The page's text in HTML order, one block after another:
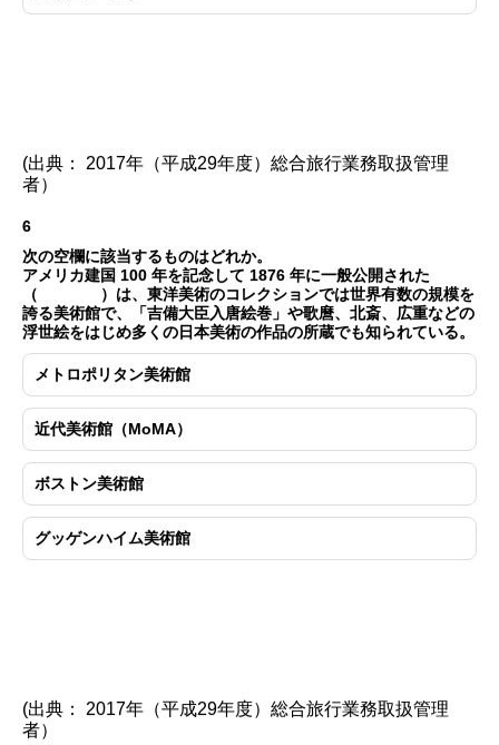
(出典： 2017年（平成29年度）総合旅行業務取扱管理
者）
6
次の空欄に該当するものはどれか。
アメリカ建国 100 年を記念して 1876 年に一般公開された
（ ）は、東洋美術のコレクションでは世界有数の規模を
誇る美術館で、「吉備大臣入唐絵巻」や歌麿、北斎、広重などの
浮世絵をはじめ多くの日本美術の作品の所蔵でも知られている。
メトロポリタン美術館
近代美術館（MoMA）
ボストン美術館
グッゲンハイム美術館
(出典： 2017年（平成29年度）総合旅行業務取扱管理
者）